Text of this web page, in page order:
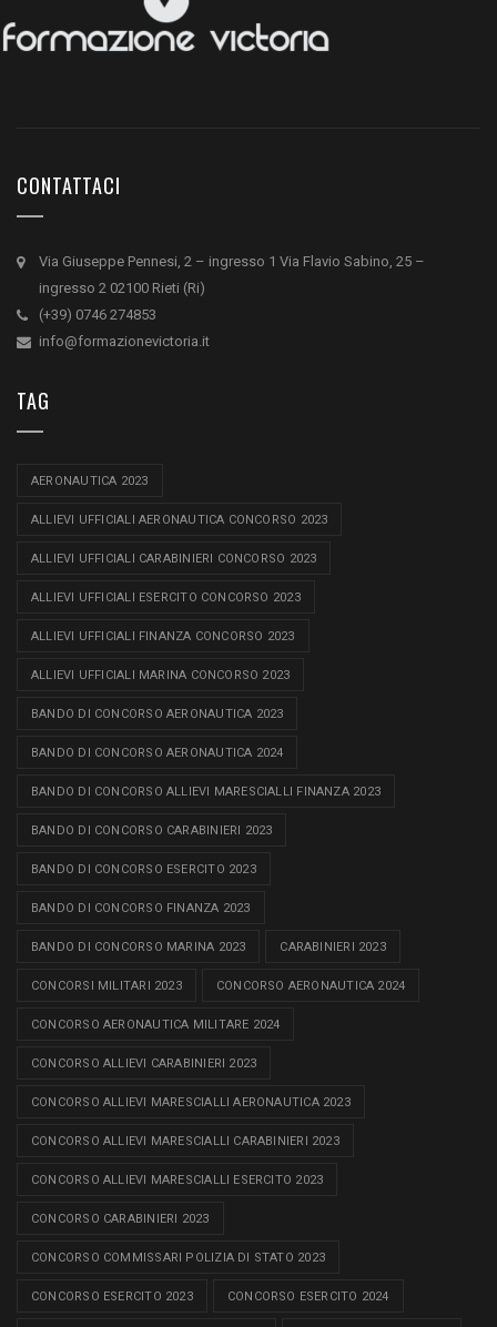
CONTATTACI
Via Giuseppe Pennesi, 2 – ingresso 1 Via Flavio Sabino, 25 –
ingresso 2 02100 Rieti (Ri)
(+39) 0746 274853
info@formazionevictoria.it
TAG
AERONAUTICA 2023
ALLIEVI UFFICIALI AERONAUTICA CONCORSO 2023
ALLIEVI UFFICIALI CARABINIERI CONCORSO 2023
ALLIEVI UFFICIALI ESERCITO CONCORSO 2023
ALLIEVI UFFICIALI FINANZA CONCORSO 2023
ALLIEVI UFFICIALI MARINA CONCORSO 2023
BANDO DI CONCORSO AERONAUTICA 2023
BANDO DI CONCORSO AERONAUTICA 2024
BANDO DI CONCORSO ALLIEVI MARESCIALLI FINANZA 2023
BANDO DI CONCORSO CARABINIERI 2023
BANDO DI CONCORSO ESERCITO 2023
BANDO DI CONCORSO FINANZA 2023
BANDO DI CONCORSO MARINA 2023 CARABINIERI 2023
CONCORSI MILITARI 2023 CONCORSO AERONAUTICA 2024
CONCORSO AERONAUTICA MILITARE 2024
CONCORSO ALLIEVI CARABINIERI 2023
CONCORSO ALLIEVI MARESCIALLI AERONAUTICA 2023
CONCORSO ALLIEVI MARESCIALLI CARABINIERI 2023
CONCORSO ALLIEVI MARESCIALLI ESERCITO 2023
CONCORSO CARABINIERI 2023
CONCORSO COMMISSARI POLIZIA DI STATO 2023
CONCORSO ESERCITO 2023 CONCORSO ESERCITO 2024